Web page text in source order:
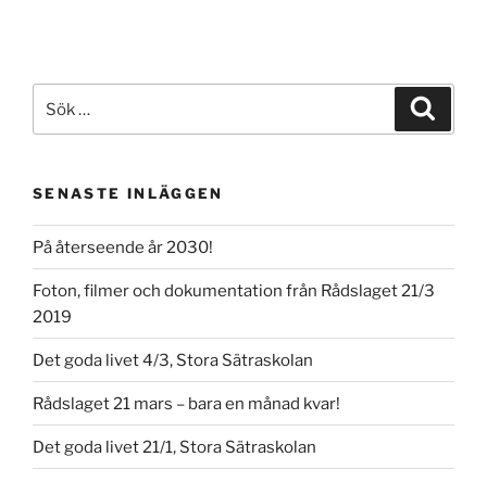
efter:
SENASTE INLÄGGEN
På återseende år 2030!
Foton, filmer och dokumentation från Rådslaget 21/3
2019
Det goda livet 4/3, Stora Sätraskolan
Rådslaget 21 mars – bara en månad kvar!
Det goda livet 21/1, Stora Sätraskolan